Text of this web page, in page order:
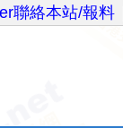
聯絡本站/報料